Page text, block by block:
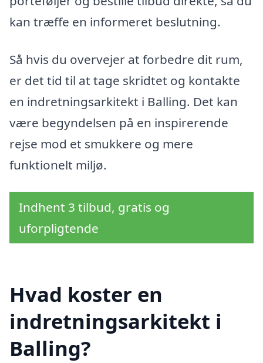
kan træffe en informeret beslutning.
Så hvis du overvejer at forbedre dit rum,
er det tid til at tage skridtet og kontakte
en indretningsarkitekt i Balling. Det kan
være begyndelsen på en inspirerende
rejse mod et smukkere og mere
funktionelt miljø.
Indhent 3 tilbud, gratis og
uforpligtende
Hvad koster en
indretningsarkitekt i
Balling?